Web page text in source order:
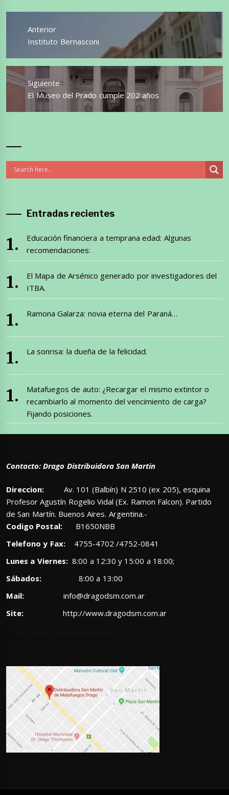
Navegación
entradas
Anterior
Entrada
Instituto Bernasconi
Siguiente
Entrada
El Museo del Prado cumple 202 años
Entradas recientes
Educación financiera a temprana edad: Algunas
recomendaciones:
El Mapa de Arsénico generado por investigadores del
ITBA.
Ramona Galarza: novia eterna del Paraná…
La sonrisa: la dueña de la felicidad.
Matafuegos de auto: ¿Recargar el mismo extintor o
recambiarlo al momento del vencimiento de carga?
Fijando posiciones.
Contacto: Drago Distribuidora San Martin
Direccion: Av. 101 (Balbín) N 2510 (ex 205), esquina
Profesor Agustín Rogelio Vidal (Ex. Ramon Falcon). Partido
de San Martín. Buenos Aires. Argentina.-
Codigo Postal: B1650NBB
Telefono y Fax:4755-4702 /4752-0841
Lunes a Viernes:8:00 a 12:30 y 15:00 a 18:00;
Sábados: 8:00 a 13:00
Mail:
info@dragodsm.com.ar
Site:
http://www.dragodsm.com.ar